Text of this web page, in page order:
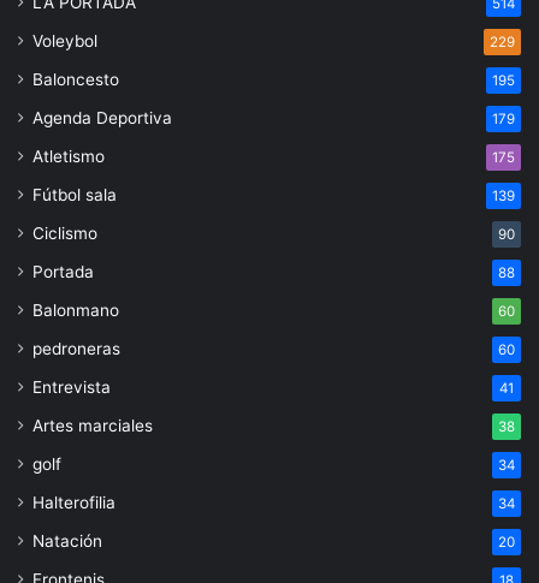
Voleybol 229
Baloncesto 195
Agenda Deportiva 179
Atletismo 175
Fútbol sala 139
Ciclismo 90
Portada 88
Balonmano 60
pedroneras 60
Entrevista 41
Artes marciales 38
golf 34
Halterofilia 34
Natación 20
Frontenis